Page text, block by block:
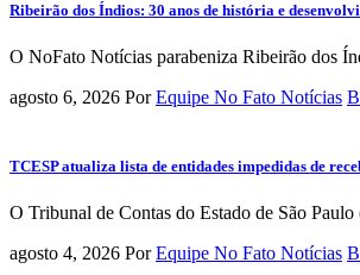
Ribeirão dos Índios: 30 anos de história e
O NoFato Notícias parabeniza Ribeirão dos
agosto 6, 2026 Por Equipe No Fato Notícias
TCESP atualiza lista de entidades impedidas de
O Tribunal de Contas do Estado de São
agosto 4, 2026 Por Equipe No Fato Notícias